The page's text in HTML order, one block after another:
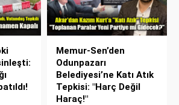
Memur-Sen’den
Odunpazarı
Belediyesi’ne Katı Atık
Tepkisi: "Harç Değil
Haraç!"